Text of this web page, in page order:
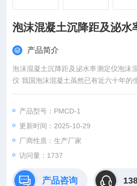
泡沫混凝土沉降距及泌水
产品简介
泡沫混凝土沉降距及泌水率测定仪泡沫
仪 我国泡沫混凝土虽然已有近六十年的
沫混凝土专业生产厂家及试验仪器，导
两位专家指导下，参照惯例，特别是前
测仪器，开发生产了泡沫仪、试验用发
设备混凝土泡沫沉降距测定仪生产销售。
产品型号：PMCD-1
更新时间：2025-10-29
厂商性质：生产厂家
访问量：1737
产品咨询